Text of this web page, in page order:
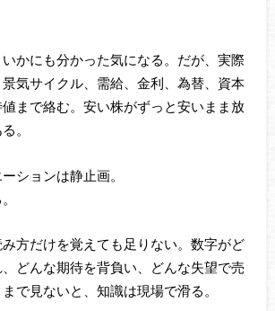
かにも分かった気になる。だが、実際
気サイクル、需給、金利、為替、資本
まで絡む。安い株がずっと安いまま放
。
ションは静止画。
方だけを覚えても足りない。数字がど
どんな期待を背負い、どんな失望で売
で見ないと、知識は現場で滑る。